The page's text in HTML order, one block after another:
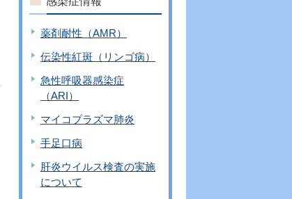
薬剤耐性（AMR）
伝染性紅斑（リンゴ病）
急性呼吸器感染症
（ARI）
マイコプラズマ肺炎
手足口病
肝炎ウイルス検査の実施
について